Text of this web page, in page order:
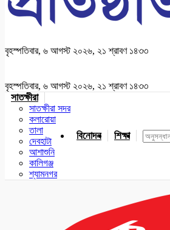
বৃহস্পতিবার, ৬ আগস্ট ২০২৬, ২১ শ্রাবণ ১৪৩৩
বৃহস্পতিবার, ৬ আগস্ট ২০২৬, ২১ শ্রাবণ ১৪৩৩
সাতক্ষীরা
সাতক্ষীরা সদর
কলারোয়া
তালা
দেবহাটা
আশাশুনি
কালিগঞ্জ
শ্যামনগর
বিনোদন শিক্ষা খেলাধুলা